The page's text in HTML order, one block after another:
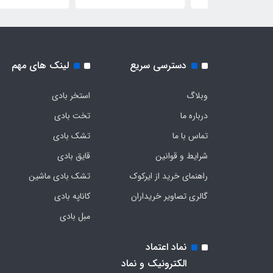
دسترسی سریع
وبلاگ
درباره ما
تماس با ما
شرایط و قوانین
راهنمای خرید از ایرکوک
گالری تصاویر خریداران
لینک های مهم
استخر بادی
تخت بادی
تشک بادی
قایق بادی
تشک بادی ماشین
کاناپه بادی
مبل بادی
نماد اعتماد
الکترونیک و نماد